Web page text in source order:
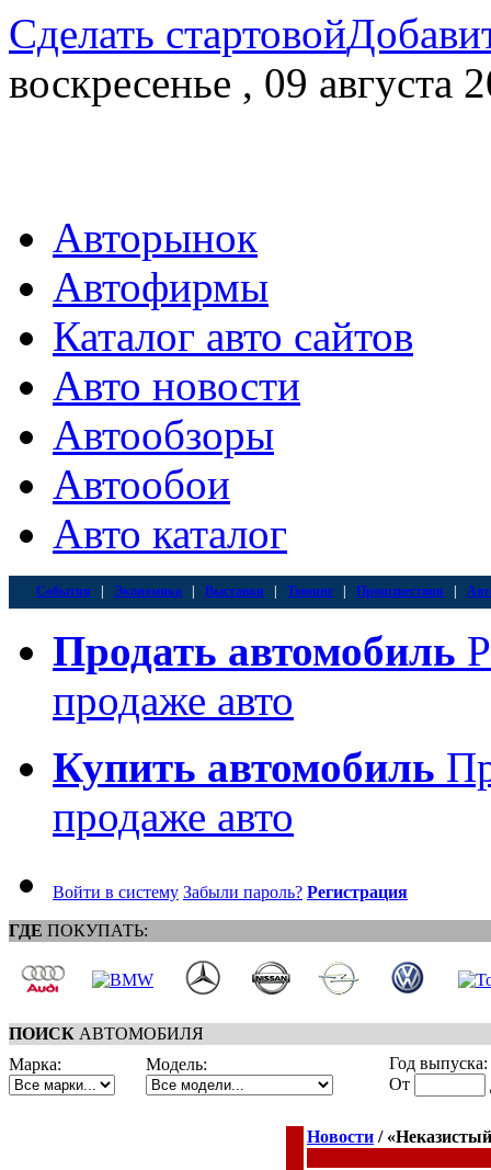
Сделать стартовой
воскресенье , 09 августа
Авторынок
Автофирмы
Каталог авто сайтов
Авто новости
Автообзоры
Автообои
Авто каталог
События Экономика Выставки Тюнинг Происшествия
Продать автомобиль
продаже авто
Купить автомобиль
продаже авто
Войти в систему Забыли пароль? Регистрация
ГДЕ ПОКУПАТЬ:
ПОИСК АВТОМОБИЛЯ
Марка:
Модель:
Год выпуска:
От
Новости /